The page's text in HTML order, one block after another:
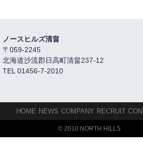
ノースヒルズ清畠
〒059-2245
北海道沙流郡日高町清畠237-12
TEL 01456-7-2010
HOME NEWS COMPANY RECRUIT
© 2010 NORTH HILLS